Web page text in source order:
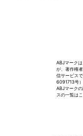
ABJマーク
が、著作権
信サービス
6091713号）
ABJマーク
スの一覧はこ